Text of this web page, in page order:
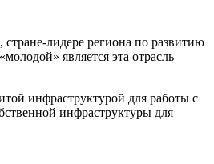
лидере региона по развитию
является эта отрасль
инфраструктурой для работы с
инфраструктуры для